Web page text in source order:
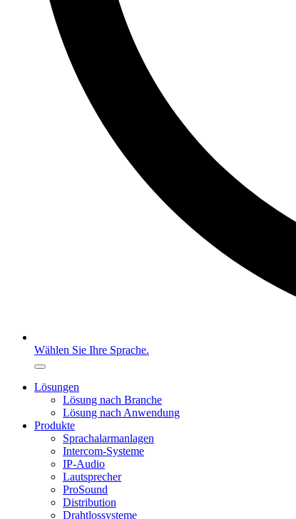
Wählen Sie Ihre Sprache.
Lösungen
Lösung nach Branche
Lösung nach Anwendung
Produkte
Sprachalarmanlagen
Intercom-Systeme
IP-Audio
Lautsprecher
ProSound
Distribution
Drahtlossysteme